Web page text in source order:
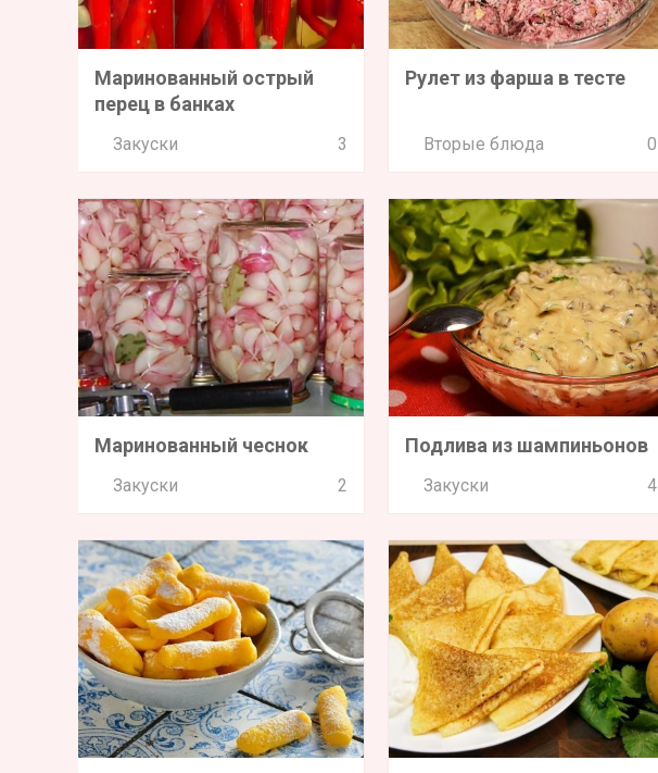
Маринованный острый
перец в банках
Закуски 3
Рулет из фарша в тесте
Вторые блюда 0
Маринованный чеснок
Закуски 2
Подлива из шампиньонов
Закуски 4